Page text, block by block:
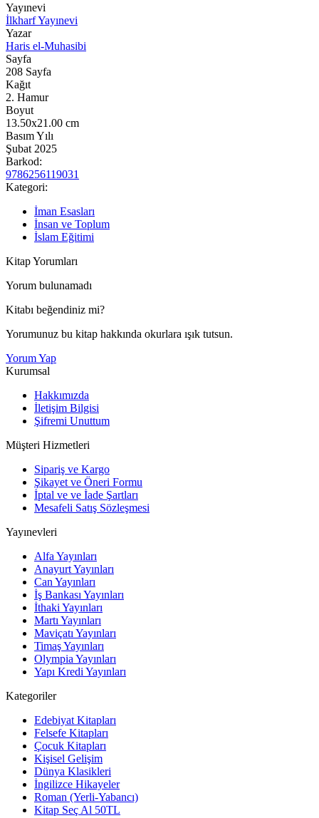
Yayınevi
İlkharf Yayınevi
Yazar
Haris el-Muhasibi
Sayfa
208 Sayfa
Kağıt
2. Hamur
Boyut
13.50x21.00 cm
Basım Yılı
Şubat 2025
Barkod:
9786256119031
Kategori:
İman Esasları
İnsan ve Toplum
İslam Eğitimi
Kitap Yorumları
Yorum bulunamadı
Kitabı beğendiniz mi?
Yorumunuz bu kitap hakkında okurlara ışık tutsun.
Yorum Yap
Kurumsal
Hakkımızda
İletişim Bilgisi
Şifremi Unuttum
Müşteri Hizmetleri
Sipariş ve Kargo
Şikayet ve Öneri Formu
İptal ve ve İade Şartları
Mesafeli Satış Sözleşmesi
Yayınevleri
Alfa Yayınları
Anayurt Yayınları
Can Yayınları
İş Bankası Yayınları
İthaki Yayınları
Martı Yayınları
Maviçatı Yayınları
Timaş Yayınları
Olympia Yayınları
Yapı Kredi Yayınları
Kategoriler
Edebiyat Kitapları
Felsefe Kitapları
Çocuk Kitapları
Kişisel Gelişim
Dünya Klasikleri
İngilizce Hikayeler
Roman (Yerli-Yabancı)
Kitap Seç Al 50TL